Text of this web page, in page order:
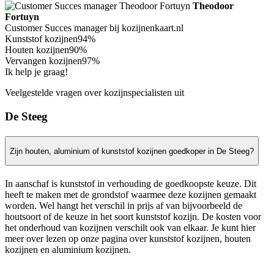
Theodoor
Fortuyn
Customer Succes manager bij kozijnenkaart.nl
Kunststof kozijnen94%
Houten kozijnen90%
Vervangen kozijnen97%
Ik help je graag!
Veelgestelde vragen over kozijnspecialisten uit
De Steeg
Zijn houten, aluminium of kunststof kozijnen goedkoper in De Steeg?
In aanschaf is kunststof in verhouding de goedkoopste keuze. Dit
heeft te maken met de grondstof waarmee deze kozijnen gemaakt
worden. Wel hangt het verschil in prijs af van bijvoorbeeld de
houtsoort of de keuze in het soort kunststof kozijn. De kosten voor
het onderhoud van kozijnen verschilt ook van elkaar. Je kunt hier
meer over lezen op onze pagina over kunststof kozijnen, houten
kozijnen en aluminium kozijnen.